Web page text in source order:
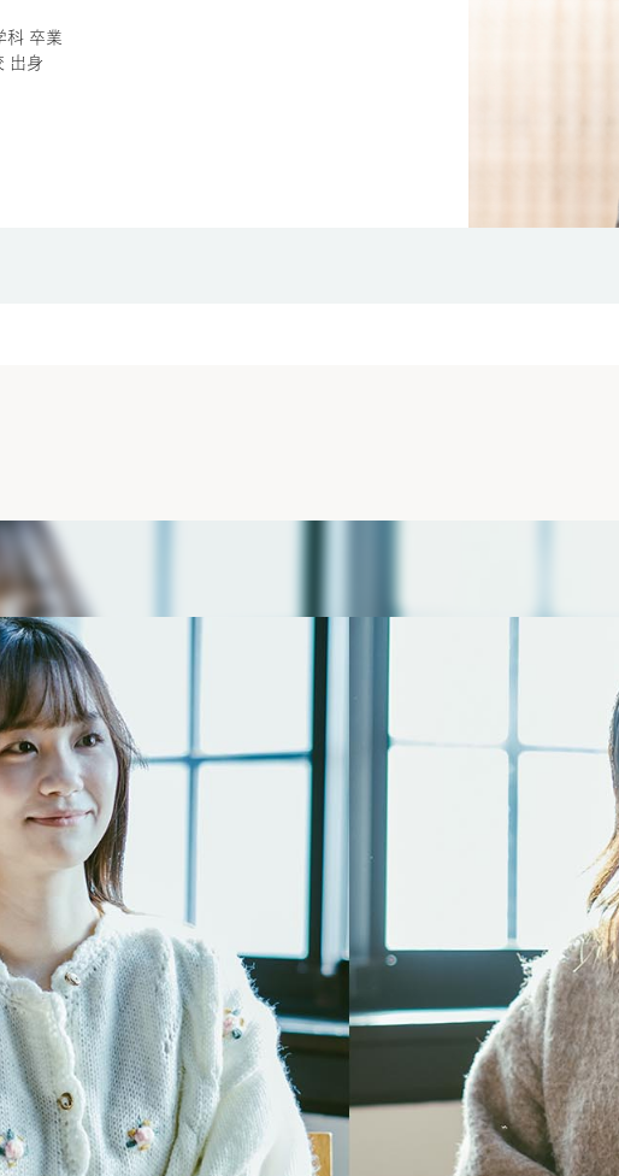
科 卒業
出身